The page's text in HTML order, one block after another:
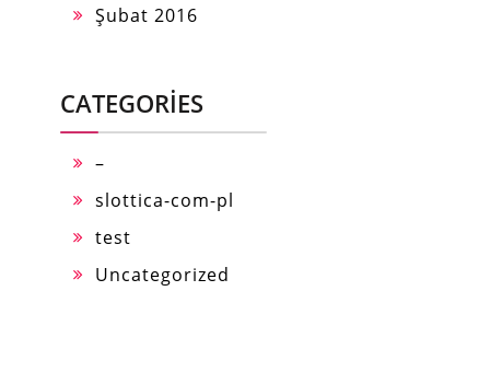
Şubat 2016
CATEGORIES
–
slottica-com-pl
test
Uncategorized